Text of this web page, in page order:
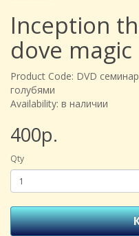
Inception
dove magic
Product Code: DVD
голубями
Availability: в наличии
400р.
Qty